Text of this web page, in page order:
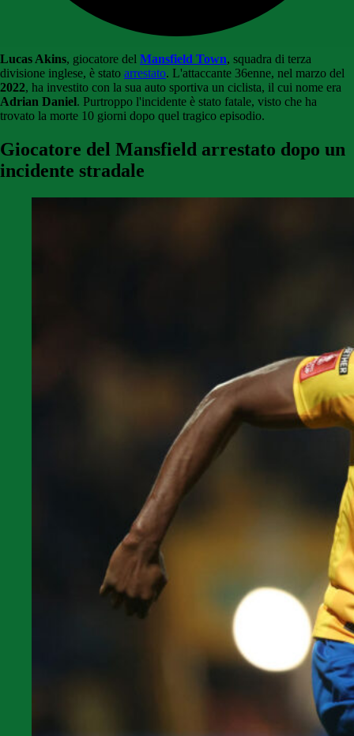
Lucas Akins, giocatore del Mansfield Town, squadra di terza
divisione inglese, è stato arrestato. L'attaccante 36enne, nel marzo del
2022, ha investito con la sua auto sportiva un ciclista, il cui nome era
Adrian Daniel. Purtroppo l'incidente è stato fatale, visto che ha
trovato la morte 10 giorni dopo quel tragico episodio.
Giocatore del Mansfield arrestato dopo un
incidente stradale